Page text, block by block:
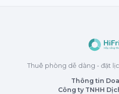
Thuê phòng dễ dàng - đặt
Thông tin
Công ty TNHH